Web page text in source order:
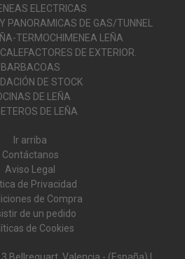
ELECTRICAS
PANORAMICAS DE GAS/TUNNEL
TERMOCHIMENEA LEÑA
DE EXTERIOR.
BARBACOAS
DE STOCK
DE LEÑA
DE LEÑA
Ir arriba
Contáctanos
Aviso Legal
de Privacidad
de Compra
de un pedido
de Cookies
Bellreguart, Valencia - (España) |